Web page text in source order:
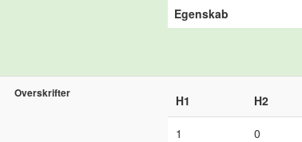
Egenskab
Overskrifter H1 H2
1 0